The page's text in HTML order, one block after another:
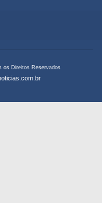
os Direitos Reservados